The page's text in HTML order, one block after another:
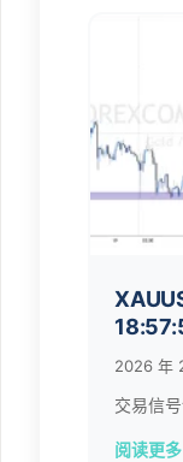
2026 年
交易信
阅读更多